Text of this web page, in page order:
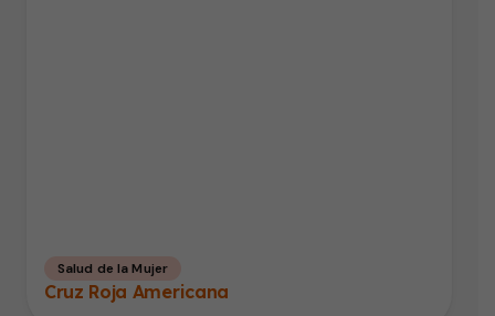
Salud de la Mujer
Cruz Roja Americana